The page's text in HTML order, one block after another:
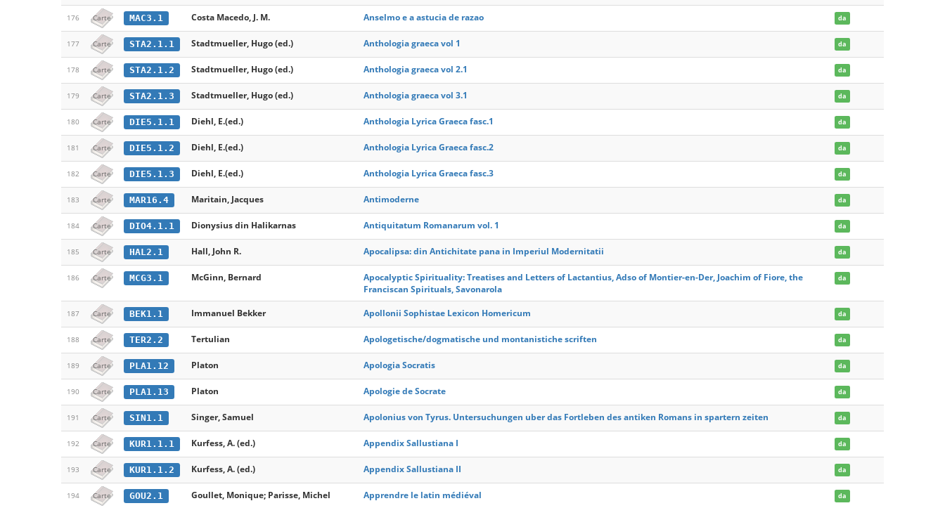
176 Carte MAC3.1 Costa Macedo, J. M. Anselmo e a astucia de razao da
177 Carte STA2.1.1 Stadtmueller, Hugo (ed.) Anthologia graeca vol 1 da
178 Carte STA2.1.2 Stadtmueller, Hugo (ed.) Anthologia graeca vol 2.1 da
179 Carte STA2.1.3 Stadtmueller, Hugo (ed.) Anthologia graeca vol 3.1 da
180 Carte DIE5.1.1 Diehl, E.(ed.) Anthologia Lyrica Graeca fasc.1 da
181 Carte DIE5.1.2 Diehl, E.(ed.) Anthologia Lyrica Graeca fasc.2 da
182 Carte DIE5.1.3 Diehl, E.(ed.) Anthologia Lyrica Graeca fasc.3 da
183 Carte MAR16.4 Maritain, Jacques Antimoderne da
184 Carte DIO4.1.1 Dionysius din Halikarnas Antiquitatum Romanarum vol. 1 da
185 Carte HAL2.1 Hall, John R. Apocalipsa: din Antichitate pana in Imperiul Modernitatii da
186 Carte MCG3.1 McGinn, Bernard
Apocalyptic Spirituality: Treatises and Letters of Lactantius, Adso of Montier-en-Der, Joachim of Fiore, the
Franciscan Spirituals, Savonarola
da
187 Carte BEK1.1 Immanuel Bekker Apollonii Sophistae Lexicon Homericum da
188 Carte TER2.2 Tertulian Apologetische/dogmatische und montanistiche scriften da
189 Carte PLA1.12 Platon Apologia Socratis da
190 Carte PLA1.13 Platon Apologie de Socrate da
191 Carte SIN1.1 Singer, Samuel Apolonius von Tyrus. Untersuchungen uber das Fortleben des antiken Romans in spartern zeiten da
192 Carte KUR1.1.1 Kurfess, A. (ed.) Appendix Sallustiana I da
193 Carte KUR1.1.2 Kurfess, A. (ed.) Appendix Sallustiana II da
194 Carte GOU2.1 Goullet, Monique; Parisse, Michel Apprendre le latin médiéval da